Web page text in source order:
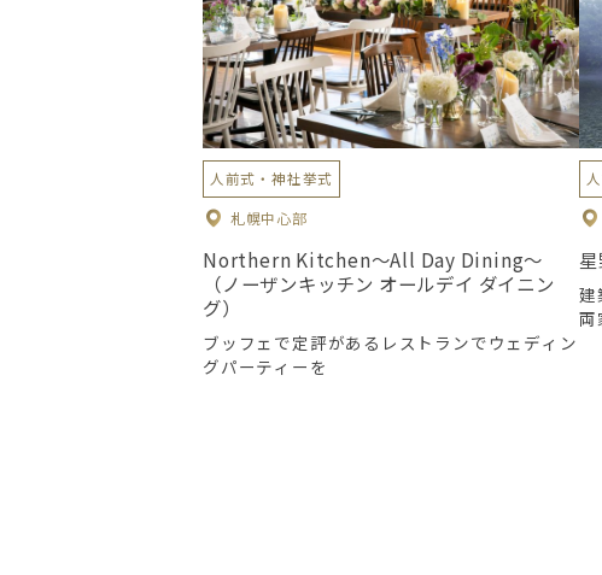
人前式・神社挙式
札幌中心部
Northern Kitchen～All Day Dining～
（ノーザンキッチン オールデイ ダイニン
グ）
ブッフェで定評があるレストランでウェディン
グパーティーを
建
両